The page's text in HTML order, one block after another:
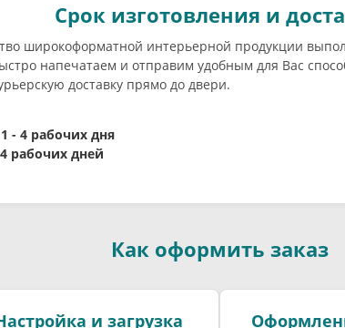
Срок изготовления и
широкоформатной интерьерной продукции
напечатаем и отправим удобным для Вас
доставку прямо до двери.
1 - 4 рабочих дня
рабочих дней
Как оформить заказ
и загрузка